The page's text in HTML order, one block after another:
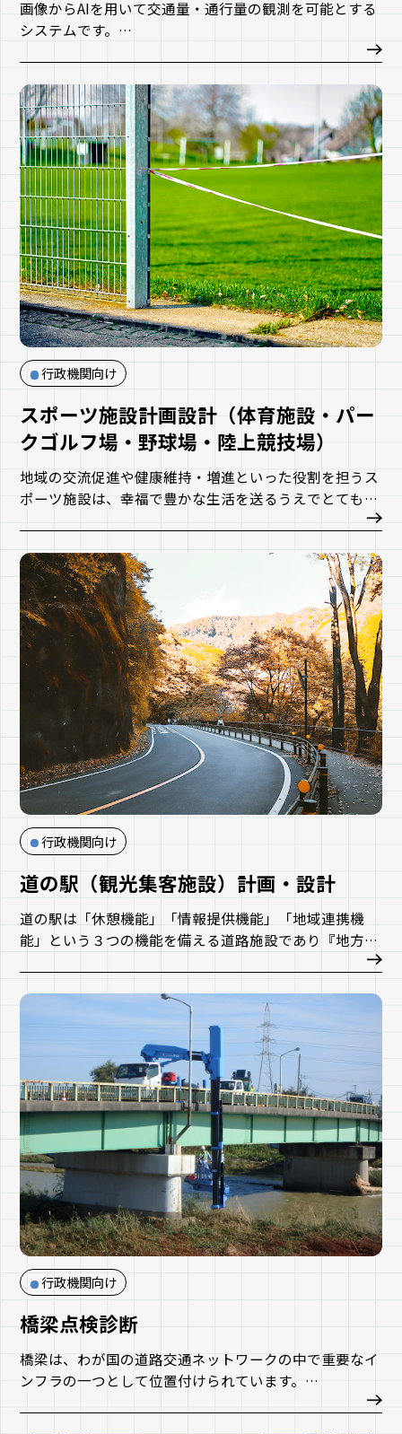
画像からAIを用いて交通量・通行量の観測を可能とする
システムです。
画像撮影から、観測（AI解析）、集計結果までを提供し
のコンサルティングのサービスも提供しています。
行政機関向け
スポーツ施設計画設計（体育施設・パー
クゴルフ場・野球場・陸上競技場）
地域の交流促進や健康維持・増進といった役割を担うス
ポーツ施設は、幸福で豊かな生活を送るうえでとても重
適地選定等の調査を行い、計画・設計を提案します。
行政機関向け
道の駅（観光集客施設）計画・設計
道の駅は「休憩機能」「情報提供機能」「地域連携機
能」という３つの機能を備える道路施設であり『地方創
類する観光集客施設の導入検討を行い、その機能や整備
手法、管理運営の方法、事業費のシミュレーションを行
ったうえで、具体的に設計を行っていきます。
行政機関向け
橋梁点検診断
橋梁は、わが国の道路交通ネットワークの中で重要なイ
ンフラの一つとして位置付けられています。